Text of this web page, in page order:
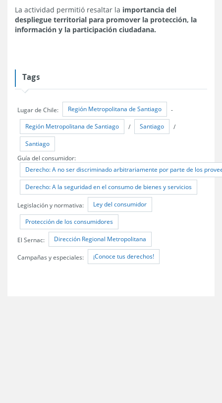
La actividad permitió resaltar la importancia del
despliegue territorial para promover la protección, la
información y la participación ciudadana.
Tags
Lugar de Chile: Región Metropolitana de Santiago -
Región Metropolitana de Santiago / Santiago /
Santiago
Guía del consumidor:
Derecho: A no ser discriminado arbitrariamente por parte de los
Derecho: A la seguridad en el consumo de bienes y servicios
Legislación y normativa: Ley del consumidor
Protección de los consumidores
El Sernac: Dirección Regional Metropolitana
Campañas y especiales: ¡Conoce tus derechos!